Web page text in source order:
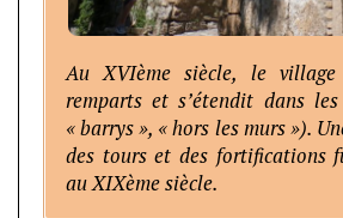
Au XVIème siècle, le
remparts et s’étendit dans
« barrys », « hors les murs »).
des tours et des fortifications
au XIXème siècle.